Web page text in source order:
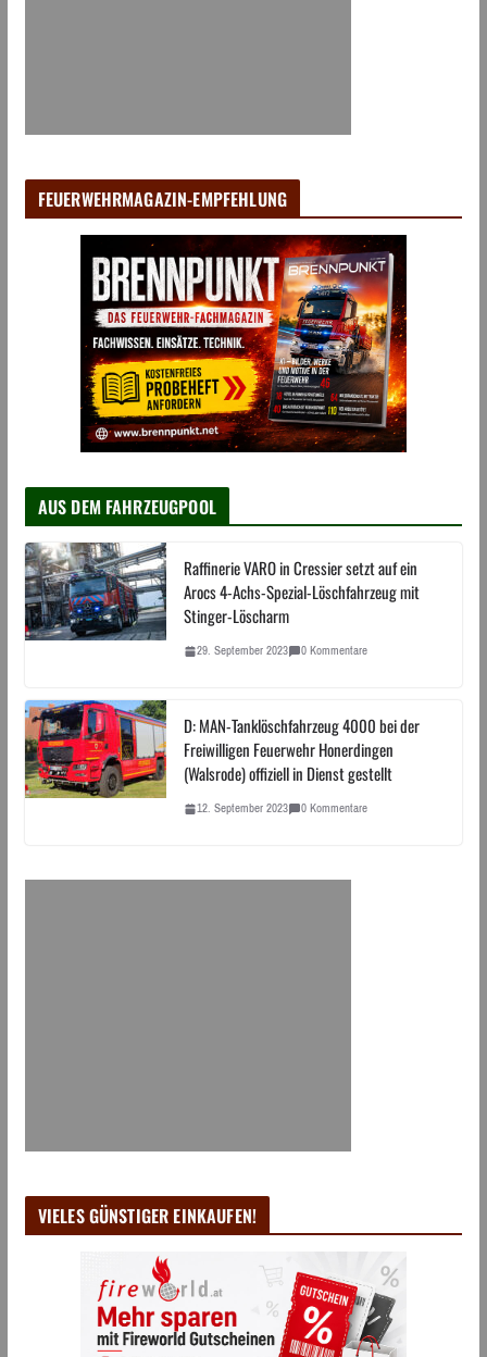
FEUERWEHRMAGAZIN-EMPFEHLUNG
AUS DEM FAHRZEUGPOOL
Raffinerie VARO in Cressier setzt auf ein
Arocs 4-Achs-Spezial-Löschfahrzeug mit
Stinger-Löscharm
29. September 2023 0 Kommentare
D: MAN-Tanklöschfahrzeug 4000 bei der
Freiwilligen Feuerwehr Honerdingen
(Walsrode) offiziell in Dienst gestellt
12. September 2023 0 Kommentare
VIELES GÜNSTIGER EINKAUFEN!